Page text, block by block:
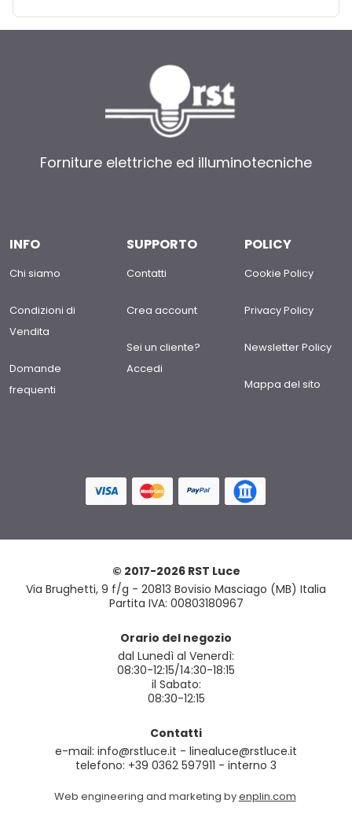
Forniture elettriche ed illuminotecniche
INFO
Chi siamo
Condizioni di
Vendita
Domande
frequenti
SUPPORTO
Contatti
Crea account
Sei un cliente?
Accedi
POLICY
Cookie Policy
Privacy Policy
Newsletter Policy
Mappa del sito
© 2017-2026 RST Luce
Via Brughetti, 9 f/g - 20813 Bovisio Masciago (MB) Italia
Partita IVA: 00803180967
Orario del negozio
dal Lunedì al Venerdì:
08:30-12:15/14:30-18:15
il Sabato:
08:30-12:15
Contatti
e-mail: info@rstluce.it - linealuce@rstluce.it
telefono: +39 0362 597911 - interno 3
Web engineering and marketing byenplin.com